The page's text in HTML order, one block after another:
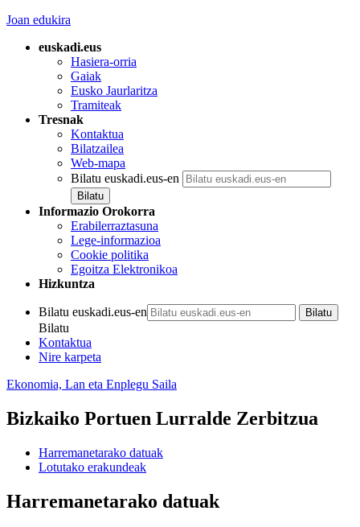
Joan edukira
euskadi.eus
Hasiera-orria
Gaiak
Eusko Jaurlaritza
Tramiteak
Tresnak
Kontaktua
Bilatzailea
Web-mapa
Bilatu euskadi.eus-en
Informazio Orokorra
Erabilerraztasuna
Lege-informazioa
Cookie politika
Egoitza Elektronikoa
Hizkuntza
Bilatu euskadi.eus-en
Bilatu
Kontaktua
Nire karpeta
Ekonomia, Lan eta Enplegu Saila
Bizkaiko Portuen Lurralde Zerbitzua
Harremanetarako datuak
Lotutako erakundeak
Harremanetarako datuak